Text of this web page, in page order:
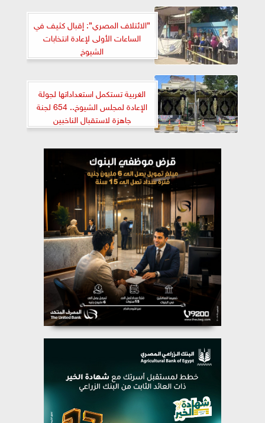
”الائتلاف المصري”: إقبال كثيف في
الساعات الأولى لإعادة انتخابات
الشيوخ
الغربية تستكمل استعداداتها لجولة
الإعادة لمجلس الشيوخ.. 654 لجنة
جاهزة لاستقبال الناخبين